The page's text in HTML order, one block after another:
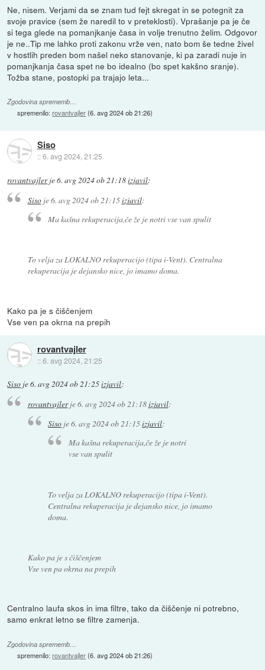
Ne, nisem. Verjami da se znam tud fejt skregat in se potegnit za
svoje pravice (sem že naredil to v preteklosti). Vprašanje pa je če
si tega glede na pomanjkanje časa in volje trenutno želim. Odgovor
je ne..Tip me lahko proti zakonu vrže ven, nato bom še tedne živel
v hostlih preden bom našel neko stanovanje, ki pa zaradi nuje in
pomanjkanja časa spet ne bo idealno (bo spet kakšno sranje).
Tožba stane, postopki pa trajajo leta...
Zgodovina sprememb…
spremenilo:rovantvajler(6. avg 2024 ob 21:26)
Siso
::6. avg 2024, 21:25
rovantvajlerje6. avg 2024 ob 21:18izjavil:
Sisoje6. avg 2024 ob 21:15izjavil:
Ma kašna rekuperacija,če že je notri vse van spulit
To velja za LOKALNO rekuperacijo (tipa i-Vent). Centralna
rekuperacija je dejansko nice, jo imamo doma.
Kako pa je s čiščenjem
Vse ven pa okrna na prepih
rovantvajler
::6. avg 2024, 21:25
Siso je6. avg 2024 ob 21:25izjavil:
rovantvajlerje6. avg 2024 ob 21:18izjavil:
Siso je6. avg 2024 ob 21:15izjavil:
Ma kašna rekuperacija,če že je notri
vse van spulit
To velja za LOKALNO rekuperacijo (tipa i-Vent).
Centralna rekuperacija je dejansko nice, jo imamo
doma.
Kako pa je s čiščenjem
Vse ven pa okrna na prepih
Centralno laufa skos in ima filtre, tako da čiščenje ni potrebno,
samo enkrat letno se filtre zamenja.
Zgodovina sprememb…
spremenilo:rovantvajler(6. avg 2024 ob 21:26)